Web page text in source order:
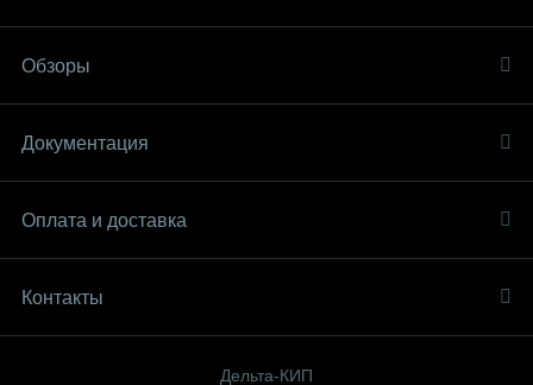
Обзоры
Документация
Оплата и доставка
Контакты
Дельта-КИП